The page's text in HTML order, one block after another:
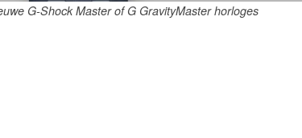
G-Shock Master of G GravityMaster horloges